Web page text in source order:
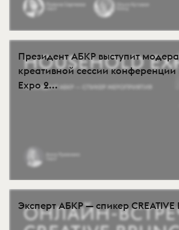
Президент АБКР выступит
креативной сессии
Expo 2...
Эксперт АБКР — спикер CREATIVE